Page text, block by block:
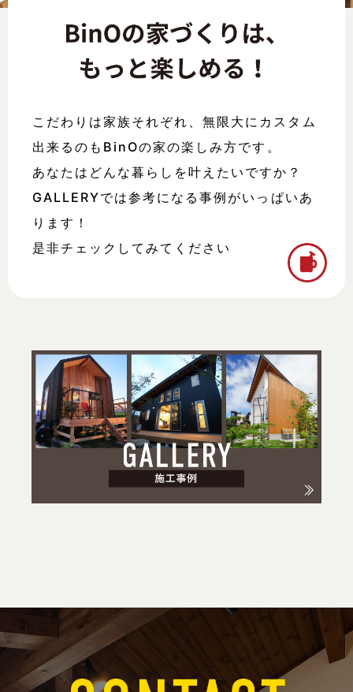
こだわりは家族それぞれ、無限大にカスタム
出来るのも BinOの家の楽しみ方です。
あなたはどんな暮らしを叶えたいですか？
GALLERYでは参考になる事例がいっぱいあ
ります！
是非チェックしてみてください